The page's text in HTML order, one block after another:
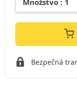
Bezpečná